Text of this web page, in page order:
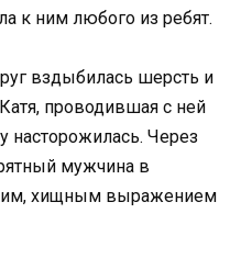
к ним любого из ребят.
вздыбилась шерсть и
проводившая с ней
насторожилась. Через
мужчина в
хищным выражением